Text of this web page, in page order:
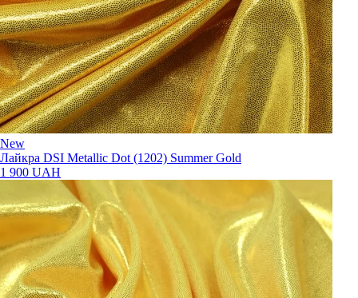
New
Лайкра DSI Metallic Dot (1202) Summer Gold
1 900 UAH